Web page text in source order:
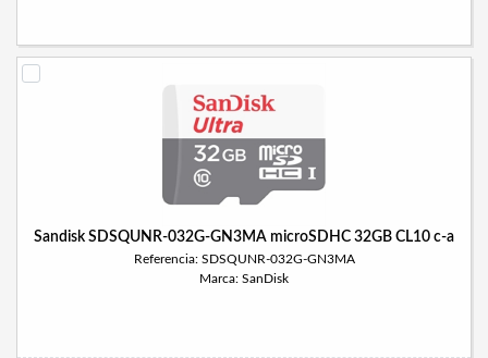
Sandisk SDSQUNR-032G-GN3MA microSDHC 32GB CL10 c-a
Referencia: SDSQUNR-032G-GN3MA
Marca: SanDisk